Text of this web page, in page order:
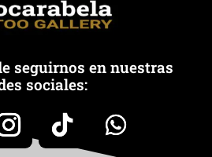
seguirnos en nuestras
sociales: